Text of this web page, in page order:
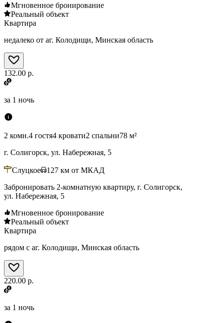
Мгновенное бронирование
Реальный объект
Квартира
недалеко от аг. Колодищи, Минская область
132.00 р.
за 1 ночь
2 комн.4 гостя4 кровати2 спальни78 м²
г. Солигорск, ул. Набережная, 5
Слуцкое 127 км от МКАД
Забронировать 2-комнатную квартиру, г. Солигорск,
ул. Набережная, 5
Мгновенное бронирование
Реальный объект
Квартира
рядом с аг. Колодищи, Минская область
220.00 р.
за 1 ночь